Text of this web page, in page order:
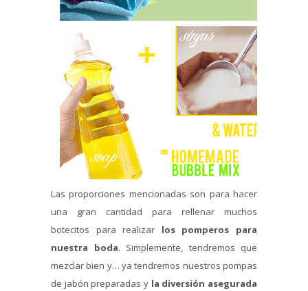
Las proporciones mencionadas son para hacer
una gran cantidad para rellenar muchos
botecitos para realizar los pomperos para
nuestra boda. Simplemente, tendremos que
mezclar bien y… ya tendremos nuestros pompas
de jabón preparadas y la diversión asegurada